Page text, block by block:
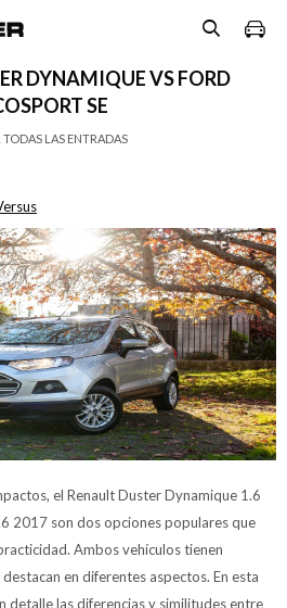
DYNAMIQUE VS FORD
SE
TODAS LAS ENTRADAS
el Renault Duster Dynamique 1.6
2017 son dos opciones populares que
Ambos vehículos tienen
en diferentes aspectos. En esta
detalle las diferencias y similitudes entre